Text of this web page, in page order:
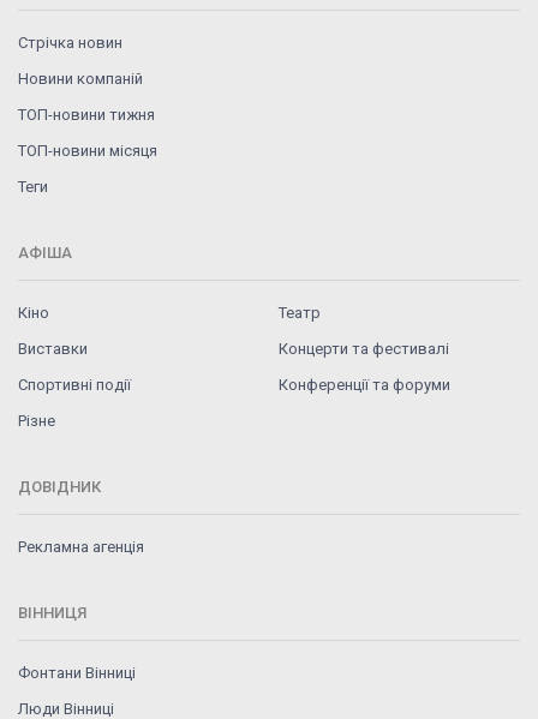
Стрічка новин
Новини компаній
ТОП-новини тижня
ТОП-новини місяця
Теги
АФІША
Кіно
Театр
Виставки
Концерти та фестивалі
Спортивні події
Конференції та форуми
Різне
ДОВІДНИК
Рекламна агенція
ВІННИЦЯ
Фонтани Вінниці
Люди Вінниці